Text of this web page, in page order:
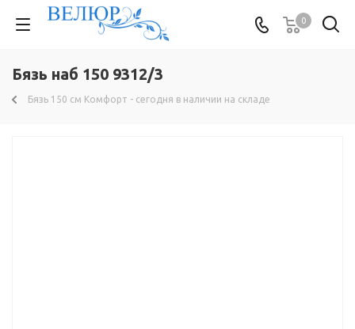
0
Бязь наб 150 9312/3
Бязь 150 см Комфорт - сегодня в наличии на складе